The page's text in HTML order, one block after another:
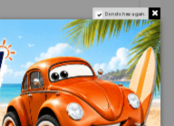
DERECHA
Do not show again.